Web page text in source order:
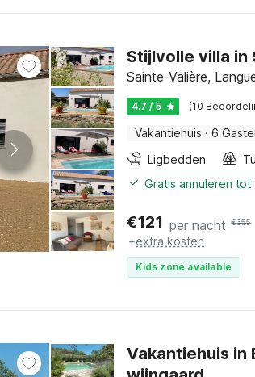
Stijlvolle villa in
Sainte-Valière,
4.7 / 5 (10
Vakantiehuis · 6
Ligbedden
Gratis annuleren
€121 per nacht €355
+extra kosten
Kids zone available
Vakantiehuis in